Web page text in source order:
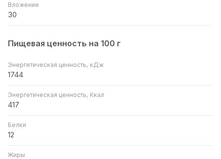
Вложение
30
Пищевая ценность на 100 г
Энергетическая ценность, кДж
1744
Энергетическая ценность, Ккал
417
Белки
12
Жиры